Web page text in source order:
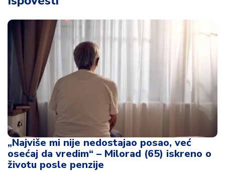
„Najviše mi nije nedostajao posao, već
osećaj da vredim“ – Milorad (65) iskreno o
životu posle penzije